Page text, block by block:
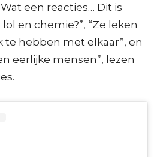
een reacties… Dit is
en chemie?”, “Ze leken
te hebben met elkaar”, en
eerlijke mensen”, lezen